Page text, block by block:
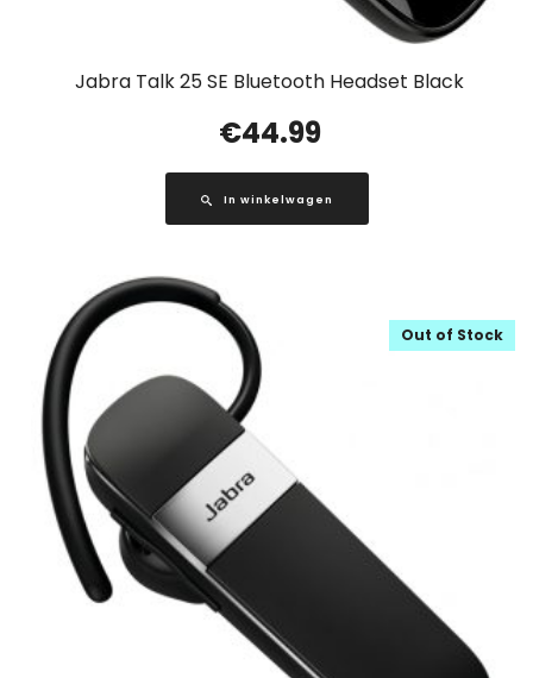
Jabra Talk 25 SE Bluetooth Headset Black
€44.99
In winkelwagen
Out of Stock